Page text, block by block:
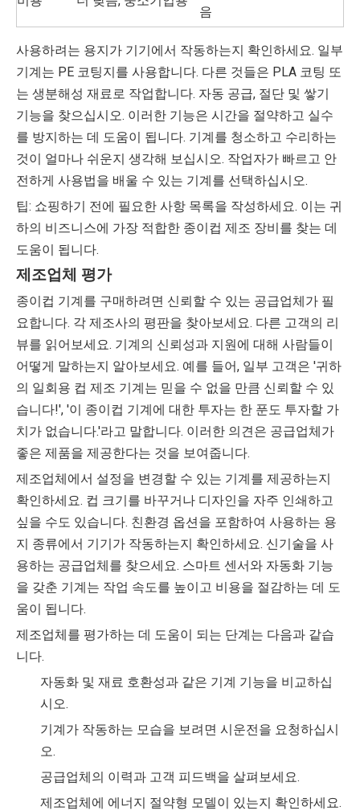
음
사용하려는 용지가 기기에서 작동하는지 확인하세요. 일부
기계는 PE 코팅지를 사용합니다. 다른 것들은 PLA 코팅 또
는 생분해성 재료로 작업합니다. 자동 공급, 절단 및 쌓기
기능을 찾으십시오. 이러한 기능은 시간을 절약하고 실수
를 방지하는 데 도움이 됩니다. 기계를 청소하고 수리하는
것이 얼마나 쉬운지 생각해 보십시오. 작업자가 빠르고 안
전하게 사용법을 배울 수 있는 기계를 선택하십시오.
팁: 쇼핑하기 전에 필요한 사항 목록을 작성하세요. 이는 귀
하의 비즈니스에 가장 적합한 종이컵 제조 장비를 찾는 데
도움이 됩니다.
제조업체 평가
종이컵 기계를 구매하려면 신뢰할 수 있는 공급업체가 필
요합니다. 각 제조사의 평판을 찾아보세요. 다른 고객의 리
뷰를 읽어보세요. 기계의 신뢰성과 지원에 대해 사람들이
어떻게 말하는지 알아보세요. 예를 들어, 일부 고객은 '귀하
의 일회용 컵 제조 기계는 믿을 수 없을 만큼 신뢰할 수 있
습니다!', '이 종이컵 기계에 대한 투자는 한 푼도 투자할 가
치가 없습니다.'라고 말합니다. 이러한 의견은 공급업체가
좋은 제품을 제공한다는 것을 보여줍니다.
제조업체에서 설정을 변경할 수 있는 기계를 제공하는지
확인하세요. 컵 크기를 바꾸거나 디자인을 자주 인쇄하고
싶을 수도 있습니다. 친환경 옵션을 포함하여 사용하는 용
지 종류에서 기기가 작동하는지 확인하세요. 신기술을 사
용하는 공급업체를 찾으세요. 스마트 센서와 자동화 기능
을 갖춘 기계는 작업 속도를 높이고 비용을 절감하는 데 도
움이 됩니다.
제조업체를 평가하는 데 도움이 되는 단계는 다음과 같습
니다.
자동화 및 재료 호환성과 같은 기계 기능을 비교하십
시오.
기계가 작동하는 모습을 보려면 시운전을 요청하십시
오.
공급업체의 이력과 고객 피드백을 살펴보세요.
제조업체에 에너지 절약형 모델이 있는지 확인하세요.